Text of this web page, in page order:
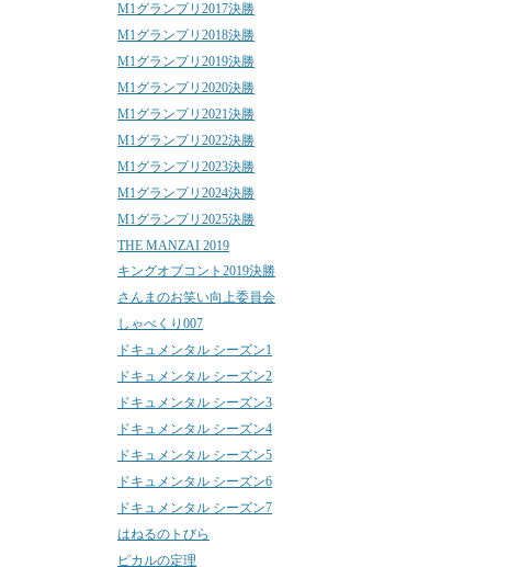
M1グランプリ2017決勝
M1グランプリ2018決勝
M1グランプリ2019決勝
M1グランプリ2020決勝
M1グランプリ2021決勝
M1グランプリ2022決勝
M1グランプリ2023決勝
M1グランプリ2024決勝
M1グランプリ2025決勝
THE MANZAI 2019
キングオブコント2019決勝
さんまのお笑い向上委員会
しゃべくり007
ドキュメンタル シーズン1
ドキュメンタル シーズン2
ドキュメンタル シーズン3
ドキュメンタル シーズン4
ドキュメンタル シーズン5
ドキュメンタル シーズン6
ドキュメンタル シーズン7
はねるのトびら
ピカルの定理